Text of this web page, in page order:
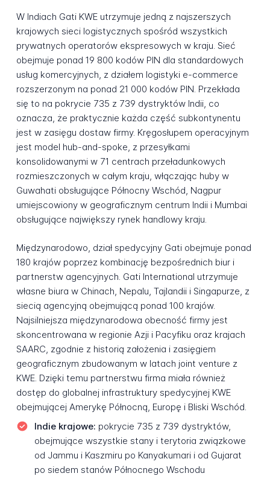
W Indiach Gati KWE utrzymuje jedną z najszerszych
krajowych sieci logistycznych spośród wszystkich
prywatnych operatorów ekspresowych w kraju. Sieć
obejmuje ponad 19 800 kodów PIN dla standardowych
usług komercyjnych, z działem logistyki e-commerce
rozszerzonym na ponad 21 000 kodów PIN. Przekłada
się to na pokrycie 735 z 739 dystryktów Indii, co
oznacza, że praktycznie każda część subkontynentu
jest w zasięgu dostaw firmy. Kręgosłupem operacyjnym
jest model hub-and-spoke, z przesyłkami
konsolidowanymi w 71 centrach przeładunkowych
rozmieszczonych w całym kraju, włączając huby w
Guwahati obsługujące Północny Wschód, Nagpur
umiejscowiony w geograficznym centrum Indii i Mumbai
obsługujące największy rynek handlowy kraju.
Międzynarodowo, dział spedycyjny Gati obejmuje ponad
180 krajów poprzez kombinację bezpośrednich biur i
partnerstw agencyjnych. Gati International utrzymuje
własne biura w Chinach, Nepalu, Tajlandii i Singapurze, z
siecią agencyjną obejmującą ponad 100 krajów.
Najsilniejsza międzynarodowa obecność firmy jest
skoncentrowana w regionie Azji i Pacyfiku oraz krajach
SAARC, zgodnie z historią założenia i zasięgiem
geograficznym zbudowanym w latach joint venture z
KWE. Dzięki temu partnerstwu firma miała również
dostęp do globalnej infrastruktury spedycyjnej KWE
obejmującej Amerykę Północną, Europę i Bliski Wschód.
Indie krajowe: pokrycie 735 z 739 dystryktów,
obejmujące wszystkie stany i terytoria związkowe
od Jammu i Kaszmiru po Kanyakumari i od Gujarat
po siedem stanów Północnego Wschodu